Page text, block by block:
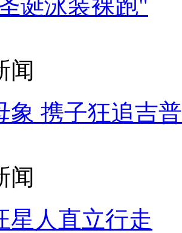
诞泳装裸跑"
闻
象 携子狂追吉
闻
星人直立行走